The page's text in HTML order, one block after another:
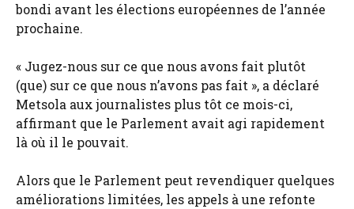
bondi avant les élections européennes de l’année
prochaine.
« Jugez-nous sur ce que nous avons fait plutôt
(que) sur ce que nous n’avons pas fait », a déclaré
Metsola aux journalistes plus tôt ce mois-ci,
affirmant que le Parlement avait agi rapidement
là où il le pouvait.
Alors que le Parlement peut revendiquer quelques
améliorations limitées, les appels à une refonte